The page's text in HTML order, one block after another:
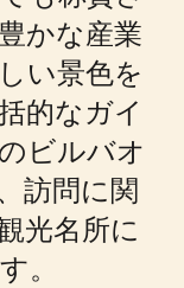
かな産業
い景色を
的なガイ
ビルバオ
訪問に関
光名所に
。